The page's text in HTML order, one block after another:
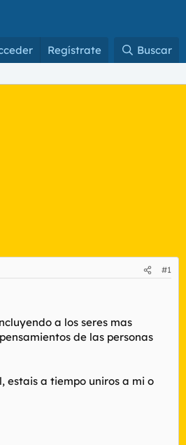
Regístrate Buscar
#1
a los seres mas
de las personas
estais a tiempo uniros a mi o